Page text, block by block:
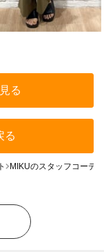
る
る
MIKUのスタッフコーデ